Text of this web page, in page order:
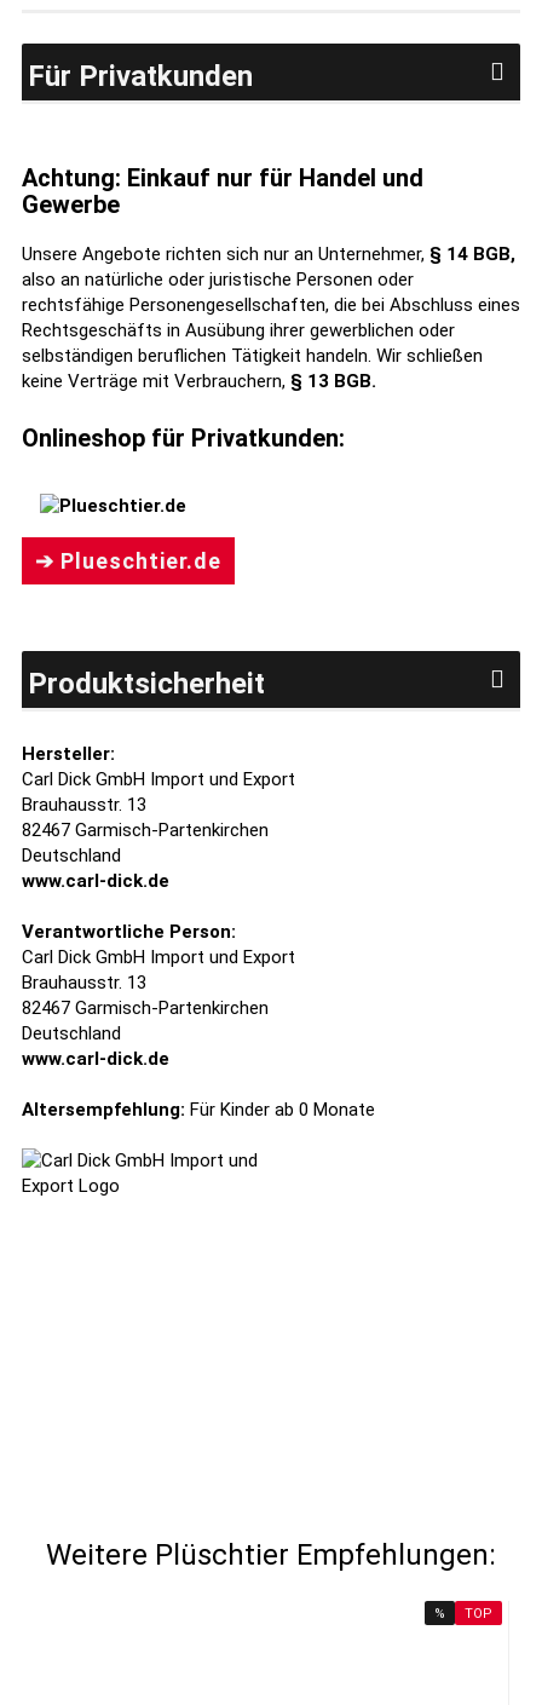
Für Privatkunden
Achtung: Einkauf nur für Handel und
Gewerbe
Unsere Angebote richten sich nur an Unternehmer, § 14 BGB,
also an natürliche oder juristische Personen oder
rechtsfähige Personengesellschaften, die bei Abschluss eines
Rechtsgeschäfts in Ausübung ihrer gewerblichen oder
selbständigen beruflichen Tätigkeit handeln. Wir schließen
keine Verträge mit Verbrauchern, § 13 BGB.
Onlineshop für Privatkunden:
➔ Plueschtier.de
Produktsicherheit
Hersteller:
Carl Dick GmbH Import und Export
Brauhausstr. 13
82467 Garmisch-Partenkirchen
Deutschland
www.carl-dick.de
Verantwortliche Person:
Carl Dick GmbH Import und Export
Brauhausstr. 13
82467 Garmisch-Partenkirchen
Deutschland
www.carl-dick.de
Altersempfehlung: Für Kinder ab 0 Monate
Weitere Plüschtier Empfehlungen:
% TOP